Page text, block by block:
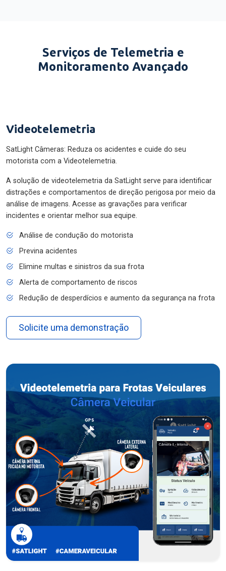
Serviços de Telemetria e
Monitoramento Avançado
Videotelemetria
SatLight Câmeras: Reduza os acidentes e cuide do seu
motorista com a Videotelemetria.
A solução de videotelemetria da SatLight serve para identificar
distrações e comportamentos de direção perigosa por meio da
análise de imagens. Acesse as gravações para verificar
incidentes e orientar melhor sua equipe.
Análise de condução do motorista
Previna acidentes
Elimine multas e sinistros da sua frota
Alerta de comportamento de riscos
Redução de desperdícios e aumento da segurança na frota
Solicite uma demonstração